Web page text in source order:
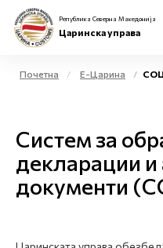
Бизнис заедница
Република Северна Македонија
Царинска управа
Почетна Е-Царина
Систем за
декларации и
документи